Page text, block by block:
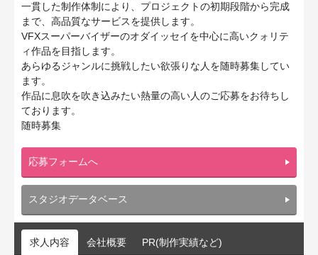
一貫した制作体制により、プロジェクトの初期段階から完成
まで、高品質なサービスを提供します。
VFXスーパーバイザーのオダイッセイを中心に高いクォリテ
ィ作品を目指します。
あらゆるジャンルに挑戦したい欲張りな人を随時募集してい
ます。
作品に息吹を吹き込みたい熱量の高い人のご応募をお待ちし
ております。
随時募集
応募フォームへ
スタジオデータベース
求人内容 会社概要 PR(制作実績など)